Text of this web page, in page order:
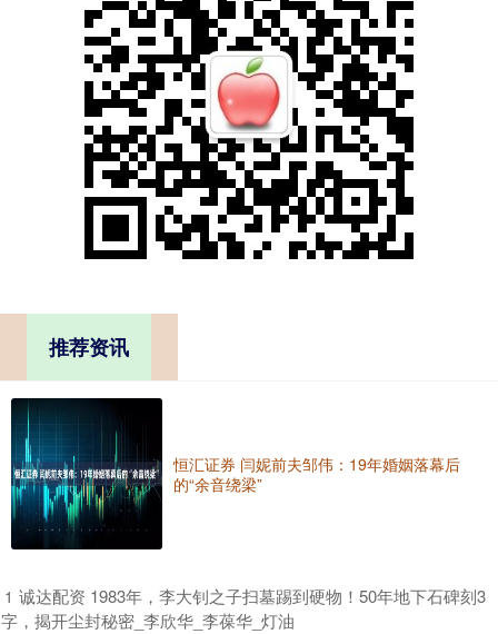
推荐资讯
恒汇证券 闫妮前夫邹伟：19年婚姻落幕后
的“余音绕梁”
1 ​诚达配资 1983年，李大钊之子扫墓踢到硬物！50年地下石碑刻3
字，揭开尘封秘密_李欣华_李葆华_灯油